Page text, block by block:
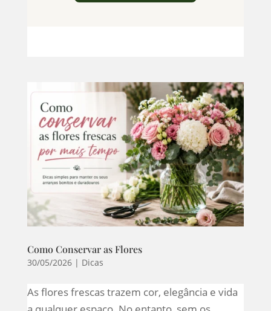
Como Conservar as Flores
30/05/2026| Dicas
As flores frescas trazem cor, elegância e vida